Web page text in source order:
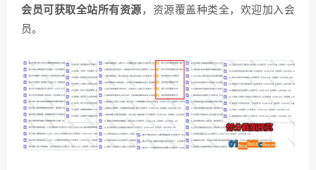
会员可获取全站所有资源 ，资源覆盖种类全，欢迎加入会
员。